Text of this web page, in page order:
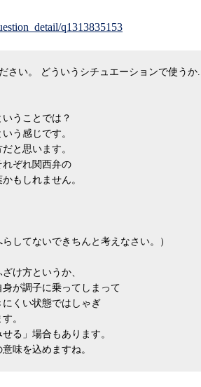
q1313835153
さい。 どういうシチュエーションで使うか
うことでは？
う感じです。
と思います。
れぞれ関西弁の
もしれません。
してないできちんと考えなさい。）
け方というか、
が調子に乗ってしまって
くい状態ではしゃぎ
。
る」場合もあります。
味を込めますね。